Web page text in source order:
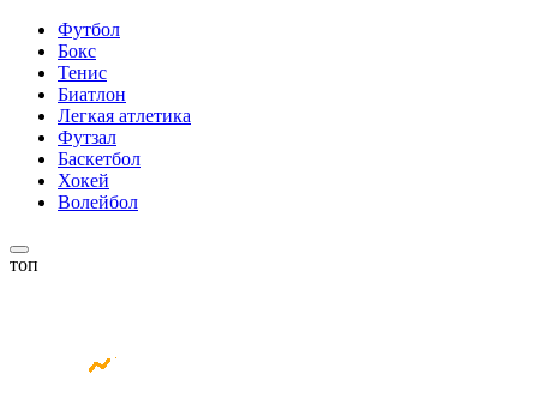
Футбол
Бокс
Тенис
Биатлон
Легкая атлетика
Футзал
Баскетбол
Хокей
Волейбол
топ